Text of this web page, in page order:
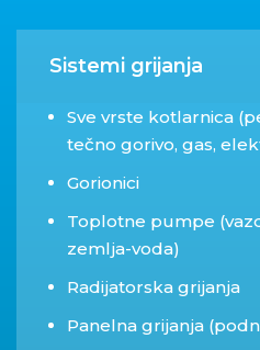
Sistemi grijanja
Sve vrste kotlarnica
tečno gorivo, gas,
Gorionici
Toplotne pumpe
zemlja-voda)
Radijatorska grijanja
Panelna grijanja